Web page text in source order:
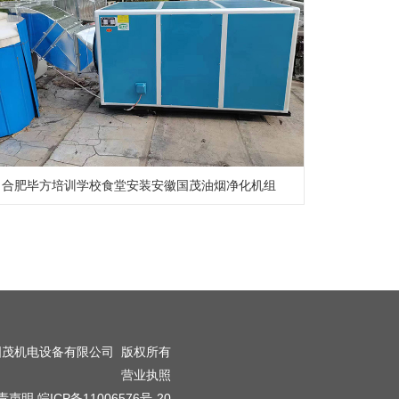
合肥毕方培训学校食堂安装安徽国茂油烟净化机组
机电设备有限公司
版权所有
营业执照